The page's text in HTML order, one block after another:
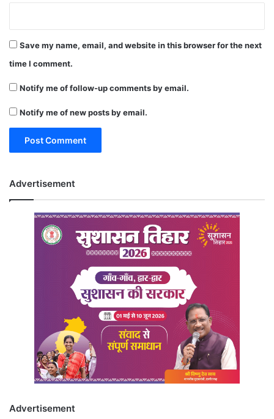
Save my name, email, and website in this browser for the next
time I comment.
Notify me of follow-up comments by email.
Notify me of new posts by email.
Advertisement
Advertisement